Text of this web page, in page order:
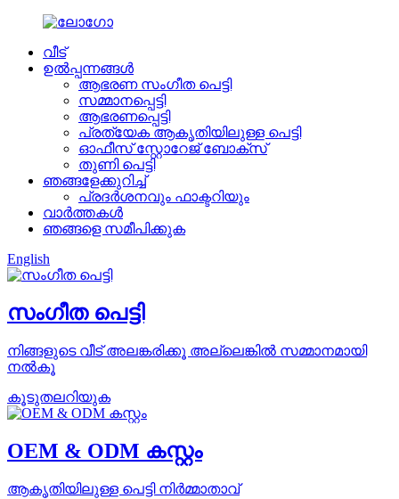
വീട്
ഉൽപ്പന്നങ്ങൾ
ആഭരണ സംഗീത പെട്ടി
സമ്മാനപ്പെട്ടി
ആഭരണപ്പെട്ടി
പ്രത്യേക ആകൃതിയിലുള്ള പെട്ടി
ഓഫീസ് സ്റ്റോറേജ് ബോക്സ്
തുണി പെട്ടി
ഞങ്ങളേക്കുറിച്ച്
പ്രദർശനവും ഫാക്ടറിയും
വാർത്തകൾ
ഞങ്ങളെ സമീപിക്കുക
English
സംഗീത പെട്ടി
നിങ്ങളുടെ വീട് അലങ്കരിക്കൂ അല്ലെങ്കിൽ സമ്മാനമായി
നൽകൂ
കൂടുതലറിയുക
OEM & ODM കസ്റ്റം
ആകൃതിയിലുള്ള പെട്ടി നിർമ്മാതാവ്